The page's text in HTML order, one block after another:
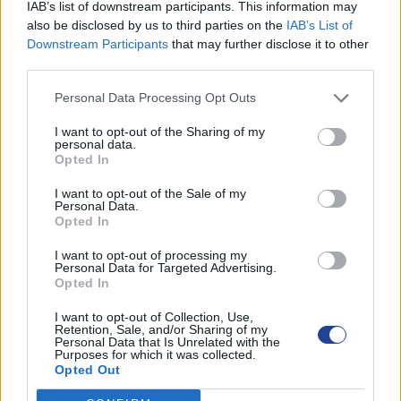
IAB’s list of downstream participants. This information may
also be disclosed by us to third parties on the IAB’s List of
Downstream Participants that may further disclose it to other
Personal Data Processing Opt Outs
I want to opt-out of the Sharing of my
personal data.
Opted In
I want to opt-out of the Sale of my
Personal Data.
Opted In
I want to opt-out of processing my
Personal Data for Targeted Advertising.
Opted In
I want to opt-out of Collection, Use,
Retention, Sale, and/or Sharing of my
Personal Data that Is Unrelated with the
Purposes for which it was collected.
Opted Out
τροποποιηθεί το [...]
Τελετή βράβευσης μητέρων που
απόκτησαν το τρίτο τους παιδί το
2022 στο Δημοτικό Θέατρο
Επιτροπές Λάρνακας και
Αμμοχώστου
Η Παγκύπρια Οργάνωση Πενταμελούς
Οικογένειας (Π.Ο.Π.Ο.) Λάρνακας και
Αμμοχώστου , μέσα στα πλαίσια της